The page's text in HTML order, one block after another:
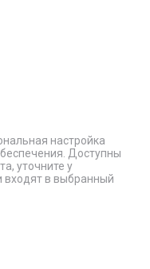
настройка
Доступны
уточните у
входят в выбранный